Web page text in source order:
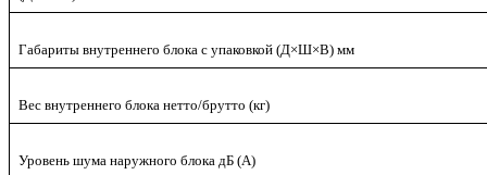
Габариты внутреннего блока с упаковкой (Д×Ш×В) мм
Вес внутреннего блока нетто/брутто (кг)
Уровень шума наружного блока дБ (А)